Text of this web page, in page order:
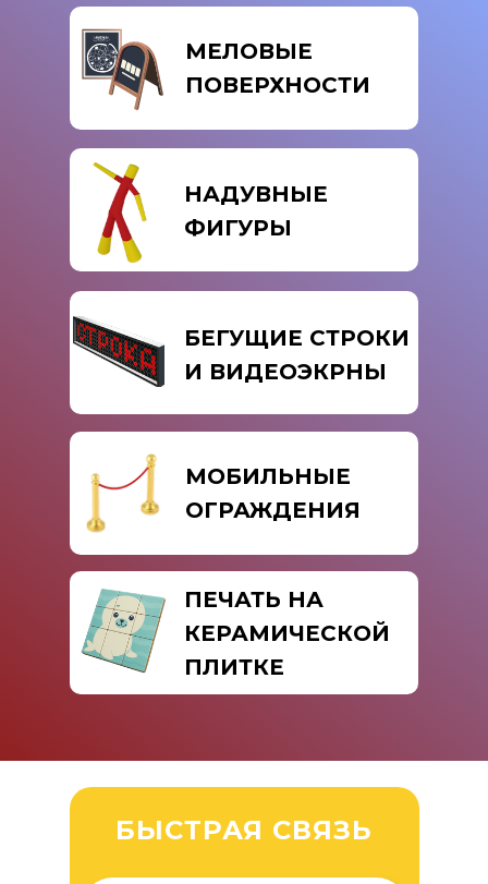
НАДУВНЫЕ
ФИГУРЫ
ПЕЧАТЬ НА
КЕРАМИЧЕСКОЙ
ПЛИТКЕ
МЕЛОВЫЕ
ПОВЕРХНОСТИ
БЕГУЩИЕ СТРОКИ
И ВИДЕОЭКРНЫ
МОБИЛЬНЫЕ
ОГРАЖДЕНИЯ